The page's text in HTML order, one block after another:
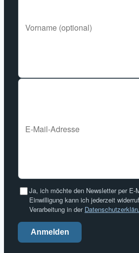
Ja, ich möchte den Newsletter per E-
Einwilligung kann ich jederzeit
Verarbeitung in der
Anmelden